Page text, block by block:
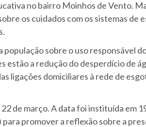
no bairro Moinhos de Vento.
os cuidados com os sistemas de
sobre o uso responsável
estão a redução do desperdício de
ligações domiciliares à rede de
de março. A data foi instituída em
promover a reflexão sobre a